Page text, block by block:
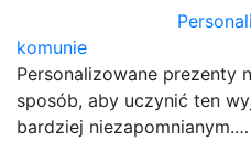
komunie
Personalizowane prezenty
sposób, aby uczynić ten
bardziej niezapomnianym.…